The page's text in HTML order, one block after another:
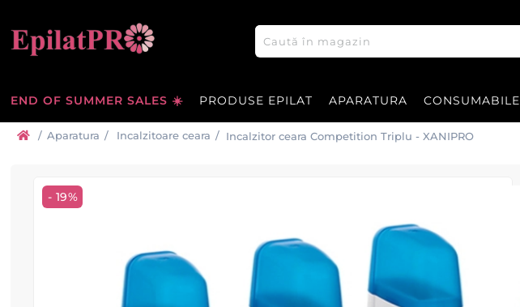
END OF SUMMER SALES ☀️ PRODUSE EPILAT APARATURA CONSUMABILE
/ Aparatura / Incalzitoare ceara / Incalzitor ceara Competition Triplu - XANIPRO
- 19%